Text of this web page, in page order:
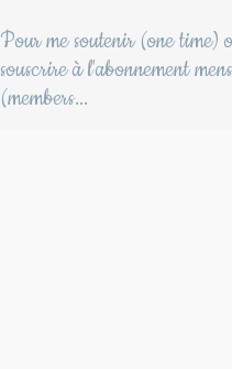
Pour me soutenir (one time)
souscrire à l'abonnement
(members...